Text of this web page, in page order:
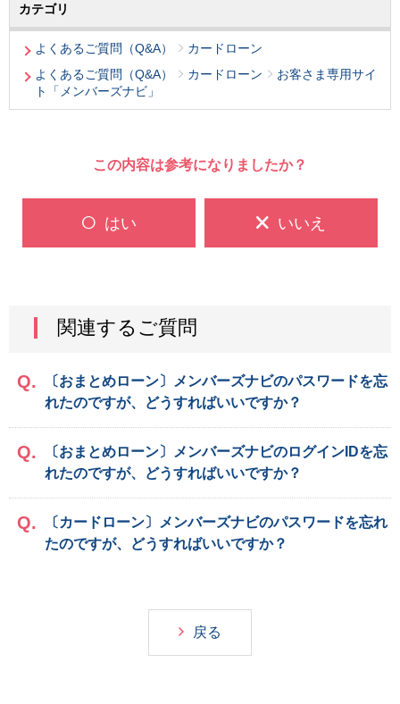
カテゴリ
よくあるご質問（Q&A）
カードローン
よくあるご質問（Q&A）
カードローン
お客さま専用サイ
ト「メンバーズナビ」
この内容は参考になりましたか？
はい いいえ
関連するご質問
〔おまとめローン〕メンバーズナビのパスワードを忘
れたのですが、どうすればいいですか？
〔おまとめローン〕メンバーズナビのログインIDを忘
れたのですが、どうすればいいですか？
〔カードローン〕メンバーズナビのパスワードを忘れ
たのですが、どうすればいいですか？
戻る